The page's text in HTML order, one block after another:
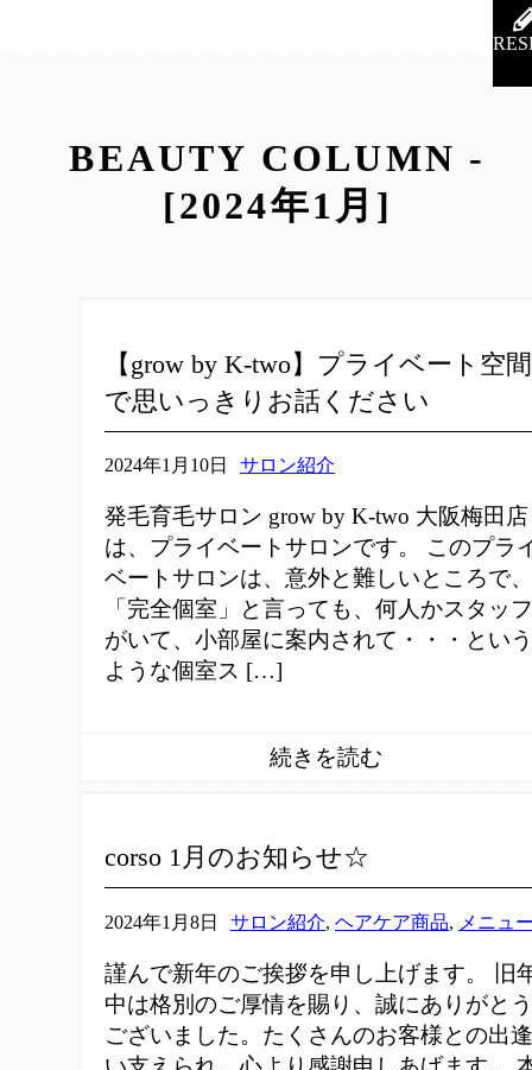
BEAUTY COLUMN -
[2024年1月]
【grow by K-two】プライベート空間
で思いっきりお話ください
2024年1月10日 サロン紹介
発毛育毛サロン grow by K-two 大阪梅田店
は、プライベートサロンです。 このプラ
ベートサロンは、意外と難しいところで、
「完全個室」と言っても、何人かスタッフ
がいて、小部屋に案内されて・・・という
ような個室ス […]
corso 1月のお知らせ☆
2024年1月8日 サロン紹介, ヘアケア商品, メニュ
謹んで新年のご挨拶を申し上げます。 旧
中は格別のご厚情を賜り、誠にありがとう
ございました。たくさんのお客様との出逢